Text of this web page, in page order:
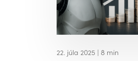
22. júla 2025 | 8 min